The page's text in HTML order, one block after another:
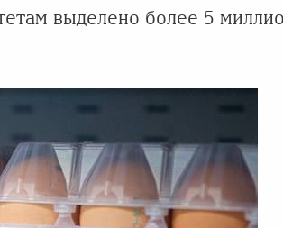
выделено более 5